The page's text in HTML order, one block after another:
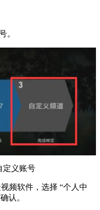
。
定义账号
频软件，选择 “个人中
认。